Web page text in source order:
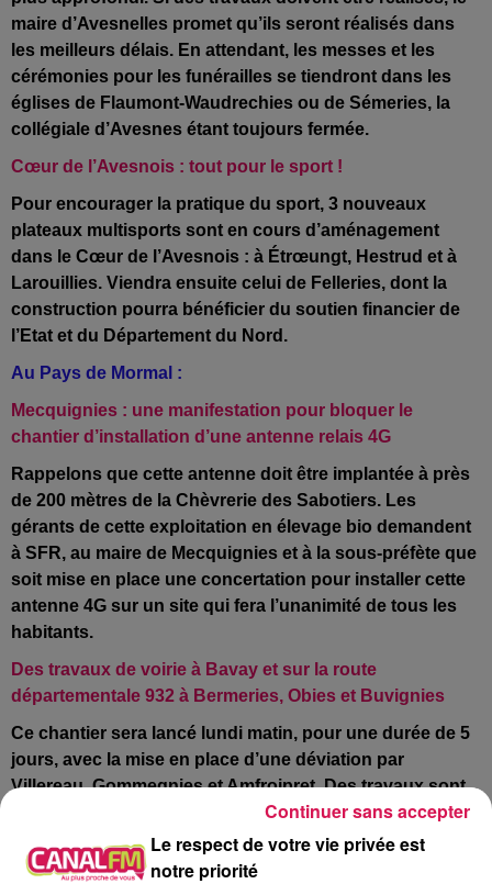
maire d’Avesnelles promet qu’ils seront réalisés dans
les meilleurs délais. En attendant, les messes et les
cérémonies pour les funérailles se tiendront dans les
églises de Flaumont-Waudrechies ou de Sémeries, la
collégiale d’Avesnes étant toujours fermée.
Cœur de l’Avesnois : tout pour le sport !
Pour encourager la pratique du sport, 3 nouveaux
plateaux multisports sont en cours d’aménagement
dans le Cœur de l’Avesnois : à Étrœungt, Hestrud et à
Larouillies. Viendra ensuite celui de Felleries, dont la
construction pourra bénéficier du soutien financier de
l’Etat et du Département du Nord.
Au Pays de Mormal :
Mecquignies : une manifestation pour bloquer le
chantier d’installation d’une antenne relais 4G
Rappelons que cette antenne doit être implantée à près
de 200 mètres de la Chèvrerie des Sabotiers. Les
gérants de cette exploitation en élevage bio demandent
à SFR, au maire de Mecquignies et à la sous-préfète que
soit mise en place une concertation pour installer cette
antenne 4G sur un site qui fera l’unanimité de tous les
habitants.
Des travaux de voirie à Bavay et sur la route
départementale 932 à Bermeries, Obies et Buvignies
Ce chantier sera lancé lundi matin, pour une durée de 5
jours, avec la mise en place d’une déviation par
Villereau, Gommegnies et Amfroipret. Des travaux sont
aussi annoncés aujourd’hui dans le centre de Bavay,
avec un chantier de renforcement de la chaussée, qui
perturbera la circulation jusqu’à demain soir, dans les
Le respect de votre vie privée est
notre priorité
Continuer sans accepter